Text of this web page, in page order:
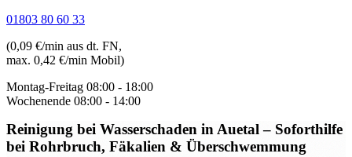
01803 80 60 33
(0,09 €/min aus dt. FN,
max. 0,42 €/min Mobil)
Montag-Freitag 08:00 - 18:00
Wochenende 08:00 - 14:00
Reinigung bei Wasserschaden in Auetal– Soforthilfe
bei Rohrbruch, Fäkalien & Überschwemmung